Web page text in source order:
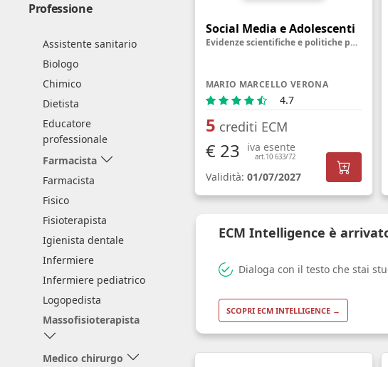
Professione
Assistente sanitario
Biologo
Chimico
Dietista
Educatore
professionale
Farmacista
Farmacista
Fisico
Fisioterapista
Igienista dentale
Infermiere
Infermiere pediatrico
Logopedista
Massofisioterapista
Medico chirurgo
Social Media e Adolescenti
Evidenze scientifiche e politiche pubbliche, dal dibattito sul divieto alla riprogettazione delle piattaforme
MARIO MARCELLO VERONA
4.7
5 crediti ECM
€ 23 iva esente
art.10 633/72
Validità: 01/07/2027
ECM Intelligence è
Dialoga con il testo che stai
SCOPRI ECM INTELLIGENCE →